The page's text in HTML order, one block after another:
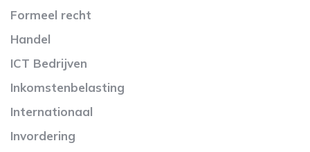
Formeel recht
Handel
ICT Bedrijven
Inkomstenbelasting
Internationaal
Invordering